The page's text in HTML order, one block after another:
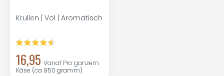
Krullen | Vol | Aromatisch
16,95 Vanaf Pro ganzem
Käse (ca 850 gramm)